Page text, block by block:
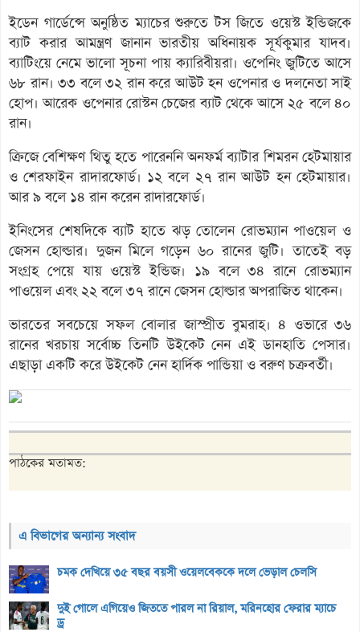
ইডেন গার্ডেন্সে অনুষ্ঠিত ম্যাচের শুরুতে টস জিতে ওয়েস্ট ইন্ডিজকে
ব্যাট করার আমন্ত্রণ জানান ভারতীয় অধিনায়ক সূর্যকুমার যাদব।
ব্যাটিংয়ে নেমে ভালো সূচনা পায় ক্যারিবীয়রা। ওপেনিং জুটিতে আসে
৬৮ রান। ৩৩ বলে ৩২ রান করে আউট হন ওপেনার ও দলনেতা সাই
হোপ। আরেক ওপেনার রোস্টন চেজের ব্যাট থেকে আসে ২৫ বলে ৪০
রান।
ক্রিজে বেশিক্ষণ থিতু হতে পারেননি অনফর্ম ব্যাটার শিমরন হেটমায়ার
ও শেরফাইন রাদারফোর্ড। ১২ বলে ২৭ রান আউট হন হেটমায়ার।
আর ৯ বলে ১৪ রান করেন রাদারফোর্ড।
ইনিংসের শেষদিকে ব্যাট হাতে ঝড় তোলেন রোভম্যান পাওয়েল ও
জেসন হোল্ডার। দুজন মিলে গড়েন ৬০ রানের জুটি। তাতেই বড়
সংগ্রহ পেয়ে যায় ওয়েস্ট ইন্ডিজ। ১৯ বলে ৩৪ রানে রোভম্যান
পাওয়েল এবং ২২ বলে ৩৭ রানে জেসন হোল্ডার অপরাজিত থাকেন।
ভারতের সবচেয়ে সফল বোলার জাস্প্রীত বুমরাহ। ৪ ওভারে ৩৬
রানের খরচায় সর্বোচ্চ তিনটি উইকেট নেন এই ডানহাতি পেসার।
এছাড়া একটি করে উইকেট নেন হার্দিক পান্ডিয়া ও বরুণ চক্রবর্তী।
পাঠকের মতামত:
এ বিভাগের অন্যান্য সংবাদ
চমক দেখিয়ে ৩৫ বছর বয়সী ওয়েলবেককে দলে ভেড়াল চেলসি
দুই গোলে এগিয়েও জিততে পারল না রিয়াল, মরিনহোর ফেরার ম্যাচে
ড্র